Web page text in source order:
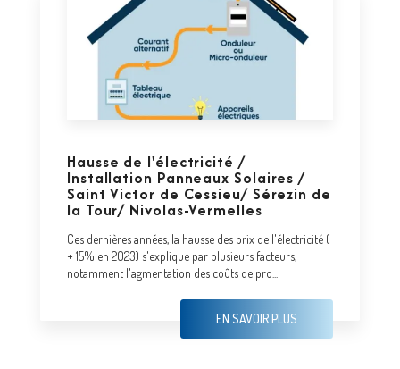
Hausse de l'électricité /
Installation Panneaux Solaires /
Saint Victor de Cessieu/ Sérezin de
la Tour/ Nivolas-Vermelles
Ces dernières années, la hausse des prix de l'électricité (
+ 15% en 2023) s'explique par plusieurs facteurs,
notamment l'agmentation des coûts de pro...
EN SAVOIR PLUS